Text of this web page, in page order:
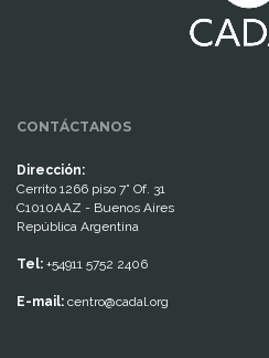
CONTÁCTANOS
Dirección:
Cerrito 1266 piso 7° Of. 31
C1010AAZ - Buenos Aires
República Argentina
Tel: +54911 5752 2406
E-mail: centro@cadal.org